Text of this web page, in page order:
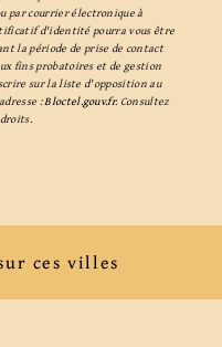
par courrier électronique à
d'identité pourra vous être
la période de prise de contact
fins probatoires et de gestion
sur la liste d'opposition au
:Bloctel.gouv.fr. Consultez
ces villes